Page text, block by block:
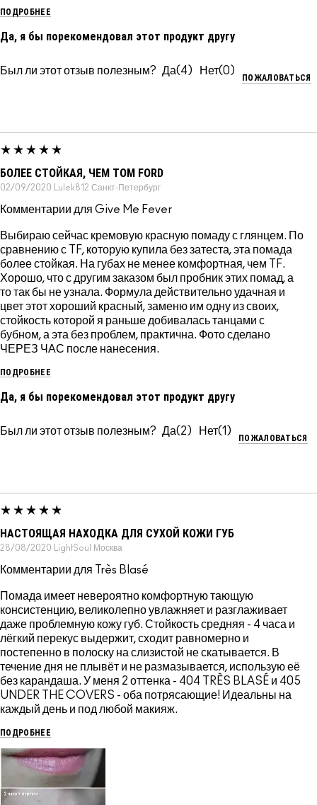
ПОДРОБНЕЕ
Да, я бы порекомендовал этот продукт другу
Был ли этот отзыв полезным? 4 0
ПОЖАЛОВАТЬСЯ
БОЛЕЕ СТОЙКАЯ, ЧЕМ TOM FORD
02/09/2020 Lulek812 Санкт-Петербург
Комментарии для Give Me Fever
Выбираю сейчас кремовую красную помаду с глянцем. По
сравнению с TF, которую купила без затеста, эта помада
более стойкая. На губах не менее комфортная, чем TF.
Хорошо, что с другим заказом был пробник этих помад, а
то так бы не узнала. Формула действительно удачная и
цвет этот хороший красный, заменю им одну из своих,
стойкость которой я раньше добивалась танцами с
бубном, а эта без проблем, практична. Фото сделано
ЧЕРЕЗ ЧАС после нанесения.
ПОДРОБНЕЕ
Да, я бы порекомендовал этот продукт другу
Был ли этот отзыв полезным? 2 1
ПОЖАЛОВАТЬСЯ
НАСТОЯЩАЯ НАХОДКА ДЛЯ СУХОЙ КОЖИ ГУБ
28/08/2020 LightSoul Москва
Комментарии для Très Blasé
Помада имеет невероятно комфортную тающую
консистенцию, великолепно увлажняет и разглаживает
даже проблемную кожу губ. Стойкость средняя - 4 часа и
лёгкий перекус выдержит, сходит равномерно и
постепенно в полоску на слизистой не скатывается. В
течение дня не плывёт и не размазывается, использую её
без карандаша. У меня 2 оттенка - 404 TRÈS BLASÉ и 405
UNDER THE COVERS - оба потрясающие! Идеальны на
каждый день и под любой макияж.
ПОДРОБНЕЕ